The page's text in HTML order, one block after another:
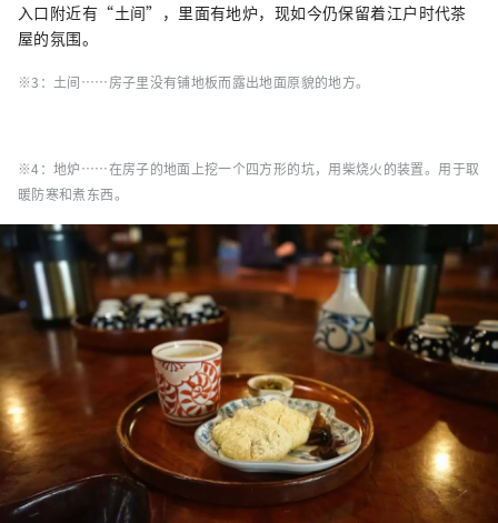
入口附近有“土间”，里面有地炉，现如今仍保留着江户时代茶
屋的氛围。
※3：土间……房子里没有铺地板而露出地面原貌的地方。
※4：地炉……在房子的地面上挖一个四方形的坑，用柴烧火的装置。用于取
暖防寒和煮东西。